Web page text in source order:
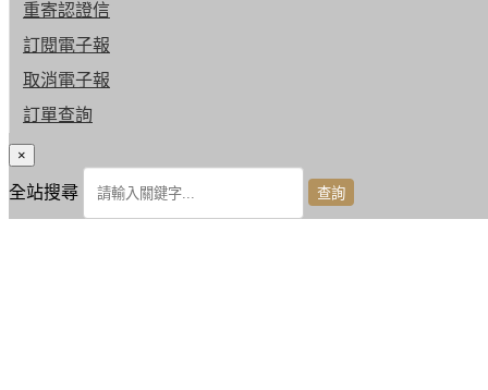
重寄認證信
訂閱電子報
取消電子報
訂單查詢
×
全站搜尋